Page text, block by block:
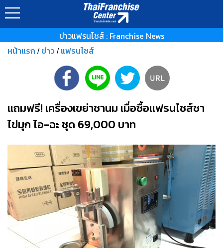
ข่าวแฟรนไชส์ : Franchise News
หน้าแรก / ข่าว / แฟรนไชส์
แถมฟรี! เครื่องเขย่าชานม เมื่อซื้อแฟรนไชส์ชา
ไข่มุก ไอ-ฉะ ชุด 69,000 บาท